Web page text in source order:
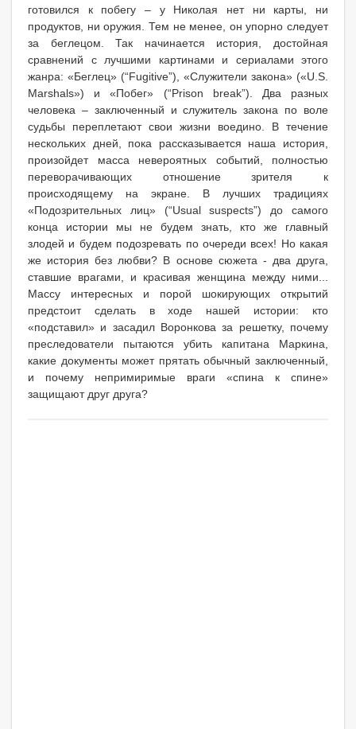
готовился к побегу – у Николая нет ни карты, ни
продуктов, ни оружия. Тем не менее, он упорно следует
за беглецом. Так начинается история, достойная
сравнений с лучшими картинами и сериалами этого
жанра: «Беглец» (“Fugitive”), «Служители закона» («U.S.
Marshals») и «Побег» (“Prison break”). Два разных
человека – заключенный и служитель закона по воле
судьбы переплетают свои жизни воедино. В течение
нескольких дней, пока рассказывается наша история,
произойдет масса невероятных событий, полностью
переворачивающих отношение зрителя к
происходящему на экране. В лучших традициях
«Подозрительных лиц» (“Usual suspects”) до самого
конца истории мы не будем знать, кто же главный
злодей и будем подозревать по очереди всех! Но какая
же история без любви? В основе сюжета - два друга,
ставшие врагами, и красивая женщина между ними...
Массу интересных и порой шокирующих открытий
предстоит сделать в ходе нашей истории: кто
«подставил» и засадил Воронкова за решетку, почему
преследователи пытаются убить капитана Маркина,
какие документы может прятать обычный заключенный,
и почему непримиримые враги «спина к спине»
защищают друг друга?